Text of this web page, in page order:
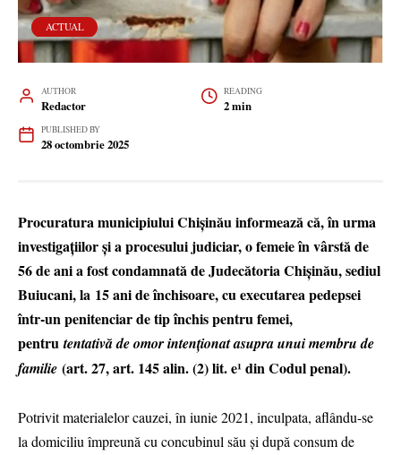
ACTUAL
AUTHOR
Redactor
READING
2 min
PUBLISHED BY
28 octombrie 2025
Procuratura municipiului Chișinău informează că, în urma
investigațiilor și a procesului judiciar, o femeie în vârstă de
56 de ani a fost condamnată de Judecătoria Chișinău, sediul
Buiucani, la 15 ani de închisoare, cu executarea pedepsei
într-un penitenciar de tip închis pentru femei,
pentrutentativă de omor intenționat asupra unui membru de
familie (art. 27, art. 145 alin. (2) lit. e¹ din Codul penal).
Potrivit materialelor cauzei, în iunie 2021, inculpata, aflându-se
la domiciliu împreună cu concubinul său și după consum de